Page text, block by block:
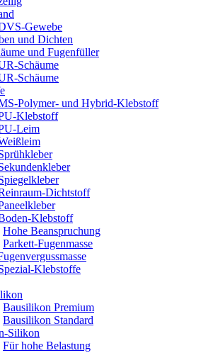
Gewebe
und Dichten
und Fugenfüller
Schäume
Schäume
Polymer- und Hybrid-Klebstoff
Klebstoff
Leim
Dichtstoff
Klebstoff
Hohe Beanspruchung
Parkett-Fugenmasse
Klebstoffe
Bausilikon Premium
Bausilikon Standard
Silikon
Für hohe Belastung